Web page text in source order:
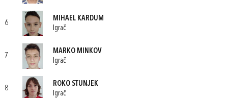
6
MIHAEL KARDUM
Igrač
7
MARKO MINKOV
Igrač
8
ROKO STUNJEK
Igrač